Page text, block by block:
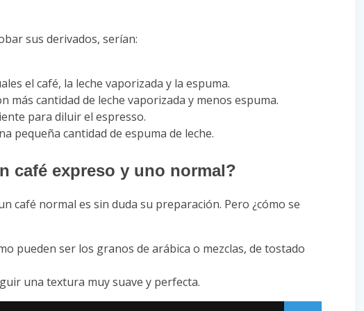
sus derivados, serían:
el café, la leche vaporizada y la espuma.
más cantidad de leche vaporizada y menos espuma.
para diluir el espresso.
pequeña cantidad de espuma de leche.
café expreso y uno normal?
café normal es sin duda su preparación. Pero ¿cómo se
pueden ser los granos de arábica o mezclas, de tostado
una textura muy suave y perfecta.